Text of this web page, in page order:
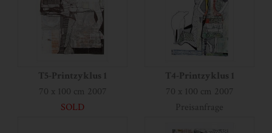
T5-Printzyklus 1
70 x 100 cm 2007
SOLD
T4-Printzyklus 1
70 x 100 cm 2007
Preisanfrage